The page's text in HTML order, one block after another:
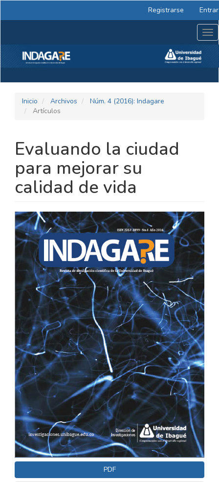
lateral
Registrarse Entrar
Inicio Archivos
Núm. 4 (2016): Indagare
Artículos
Evaluando la ciudad
para mejorar su
calidad de vida
BARRA
LATERAL
DEL
ARTÍCULO
PDF